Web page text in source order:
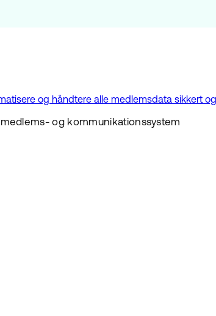
og håndtere alle medlemsdata sikkert
og kommunikationssystem